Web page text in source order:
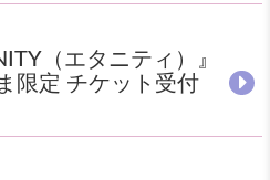
（エタニティ）』
限定 チケット受付